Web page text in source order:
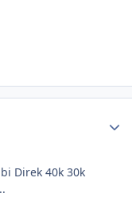
Direk 40k 30k